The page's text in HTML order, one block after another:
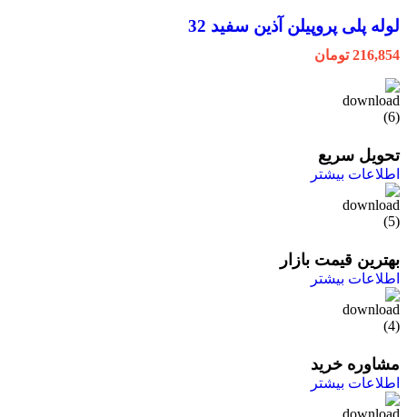
لوله پلی پروپیلن آذین سفید 32
216,854 تومان
تحویل سریع
اطلاعات بیشتر
بهترین قیمت بازار
اطلاعات بیشتر
مشاوره خرید
اطلاعات بیشتر